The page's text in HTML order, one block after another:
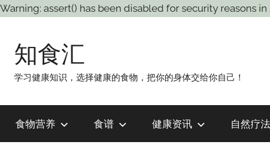
Warning: assert() has been disabled for security
知食汇
学习健康知识，选择健康的食物，把你的身体交给你自己！
食物营养 食谱 健康资讯 自然疗法